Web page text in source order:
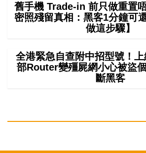
舊手機 Trade-in 前只做重置
密照殘留真相：黑客1分鐘可
做這步驟】
全港緊急自查附中招型號！
部Router變殭屍網小心被盜
斷黑客